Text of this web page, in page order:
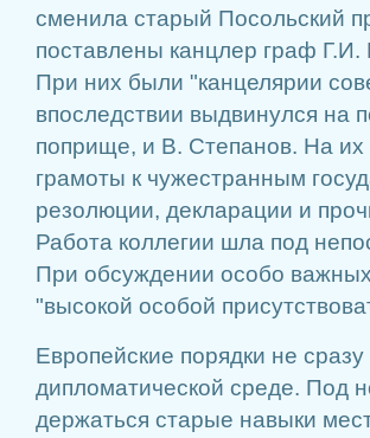
сменила старый Посольский
поставлены канцлер граф
При них были "канцелярии
впоследствии выдвинулся на
поприще, и В. Степанов. На их
грамоты к чужестранным
резолюции, декларации и
Работа коллегии шла под
При обсуждении особо
"высокой особой
Европейские порядки не
дипломатической среде. Под
держаться старые навыки